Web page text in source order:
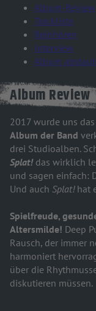
Album-Review
Trackliste
Reinhören
Interview
Album
Album Review
2017 wurde uns das
Album der Band
drei Studioalben.
Splat! das wirklich
und sagen einfach:
Und auch Splat!hat
Spielfreude,
Altersmilde! Deep
Rausch, der immer
harmoniert
über die
diskutieren müssen.